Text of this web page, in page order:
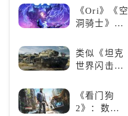
况足球》
《Ori》《空
洞骑士》
胞》横向对
比，不知道
入手那个看
类似《坦克
世界闪击
（WOTB）
的军事类游
《看门狗
2》：数字